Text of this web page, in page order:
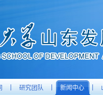
研究团队 新闻中心